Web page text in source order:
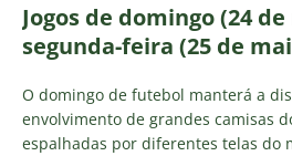
Jogos de domingo (24
segunda-feira (25 de
O domingo de futebol manterá a
envolvimento de grandes camisas
espalhadas por diferentes telas do